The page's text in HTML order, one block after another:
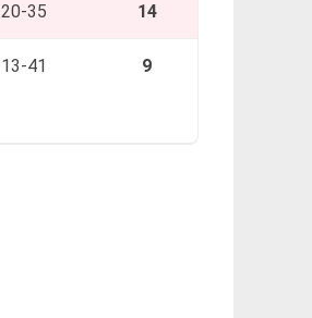
20-35 14
13-41 9